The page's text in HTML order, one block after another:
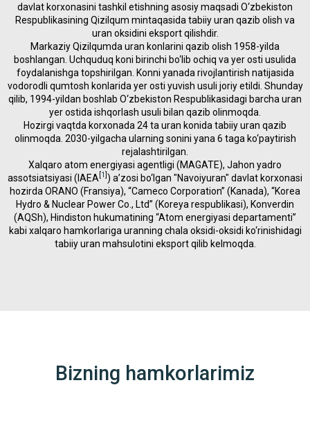
davlat korxonasini tashkil etishning asosiy maqsadi O‘zbekiston
Respublikasining Qizilqum mintaqasida tabiiy uran qazib olish va
uran oksidini eksport qilishdir.
Markaziy Qizilqumda uran konlarini qazib olish 1958-yilda
boshlangan. Uchquduq koni birinchi bo‘lib ochiq va yer osti usulida
foydalanishga topshirilgan. Konni yanada rivojlantirish natijasida
vodorodli qumtosh konlarida yer osti yuvish usuli joriy etildi. Shunday
qilib, 1994-yildan boshlab O‘zbekiston Respublikasidagi barcha uran
yer ostida ishqorlash usuli bilan qazib olinmoqda.
Hozirgi vaqtda korxonada 24 ta uran konida tabiiy uran qazib
olinmoqda. 2030-yilgacha ularning sonini yana 6 taga ko‘paytirish
rejalashtirilgan.
Xalqaro atom energiyasi agentligi (MAGATE), Jahon yadro
assotsiatsiyasi (IAEA 1 ) a’zosi bo‘lgan "Navoiyuran" davlat korxonasi
hozirda ORANO (Fransiya), “Cameco Corporation” (Kanada), “Korea
Hydro & Nuclear Power Co., Ltd” (Koreya respublikasi), Konverdin
(AQSh), Hindiston hukumatining “Atom energiyasi departamenti”
kabi xalqaro hamkorlariga uranning chala oksidi-oksidi ko‘rinishidagi
tabiiy uran mahsulotini eksport qilib kelmoqda.
Bizning hamkorlarimiz